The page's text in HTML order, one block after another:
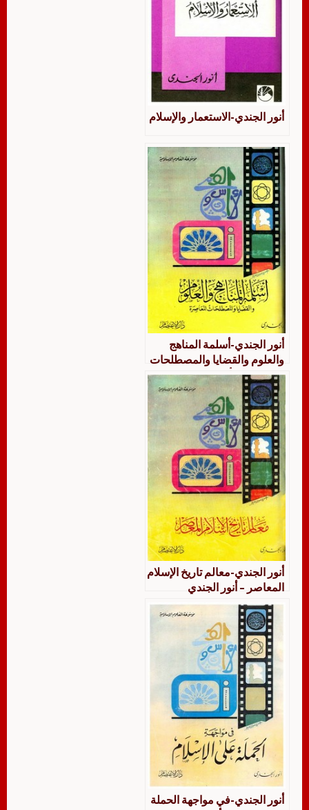
أنور الجندي-الاستعمار والإسلام
أنور الجندي-أسلمة المناهج
والعلوم والقضايا والمصطلحات
المعاصرة – أنور الجندي
أنور الجندي-معالم تاريخ الإسلام
المعاصر – أنور الجندي
أنور الجندي-في مواجهة الحملة